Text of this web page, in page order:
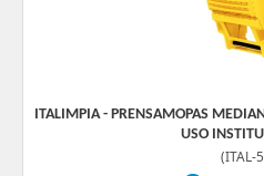
ITALIMPIA - PRENSAMOPAS
USO
(ITAL-